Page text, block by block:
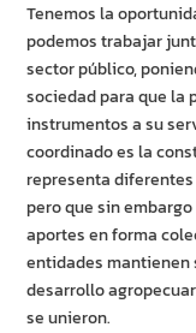
Tenemos la
podemos trabajar
sector público,
sociedad para que la
instrumentos a su
coordinado es la
representa
pero que sin
aportes en forma
entidades mantienen
desarrollo
se unieron.